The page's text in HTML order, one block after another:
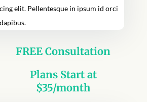
elit. Pellentesque in ipsum id orci
FREE Consultation
Plans Start at
$35/month